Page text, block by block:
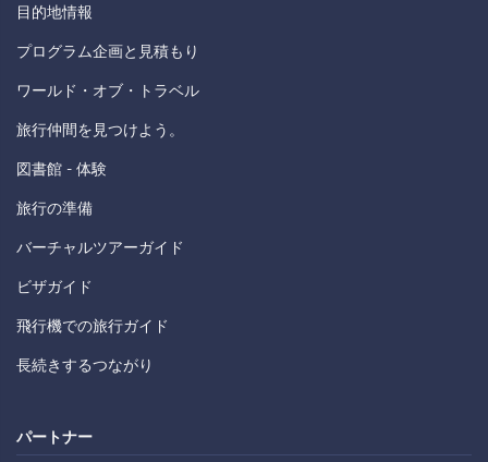
目的地情報
プログラム企画と見積もり
ワールド・オブ・トラベル
旅行仲間を見つけよう。
図書館 - 体験
旅行の準備
バーチャルツアーガイド
ビザガイド
飛行機での旅行ガイド
長続きするつながり
パートナー